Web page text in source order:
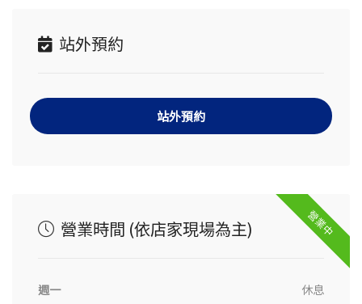
站外預約
站外預約
營業中
營業時間 (依店家現場為主)
週一
休息